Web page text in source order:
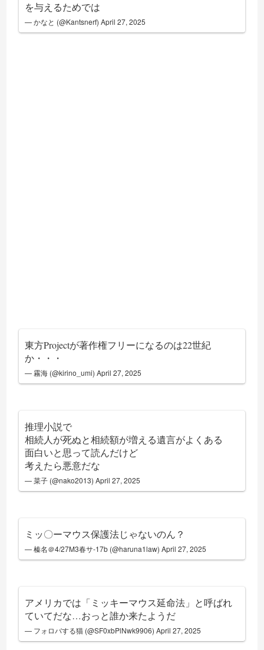
を与えるためでは
— かなと (@Kantsnerf)April 27, 2025
東方Projectが著作権フリーになるのは22世紀
か・・・
— 霧海 (@kirino_umi)April 27, 2025
推理小説で
相続人が死ぬと相続額が増える遺言がよくある
面白いと思って読んだけど
考えたら悪意だな
— 菜子 (@nako2013)April 27, 2025
ミッ〇ーマウス保護法じゃないのん？
— 榛名＠4/27M3春サ-17b (@haruna1law)April 27, 2025
アメリカでは「ミッキーマウス延命法」と呼ばれ
ていてだな…おっと誰か来たようだ
— フォロバする猫 (@SF0xbPlNwk9906)April 27, 2025